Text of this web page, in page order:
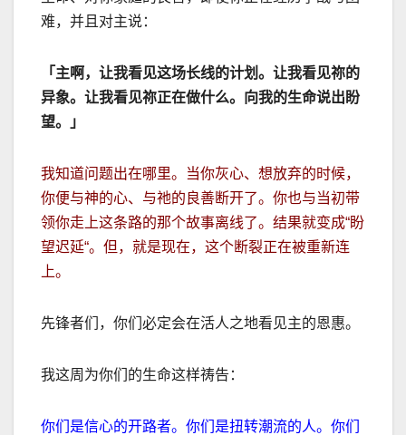
难，并且对主说：
「主啊，让我看见这场长线的计划。让我看见祢的
异象。让我看见祢正在做什么。向我的生命说出盼
望。」
我知道问题出在哪里。当你灰心、想放弃的时候，
你便与神的心、与祂的良善断开了。你也与当初带
领你走上这条路的那个故事离线了。结果就变成“盼
望迟延“。但，就是现在，这个断裂正在被重新连
上。
先锋者们，你们必定会在活人之地看见主的恩惠。
我这周为你们的生命这样祷告：
你们是信心的开路者。你们是扭转潮流的人。你们